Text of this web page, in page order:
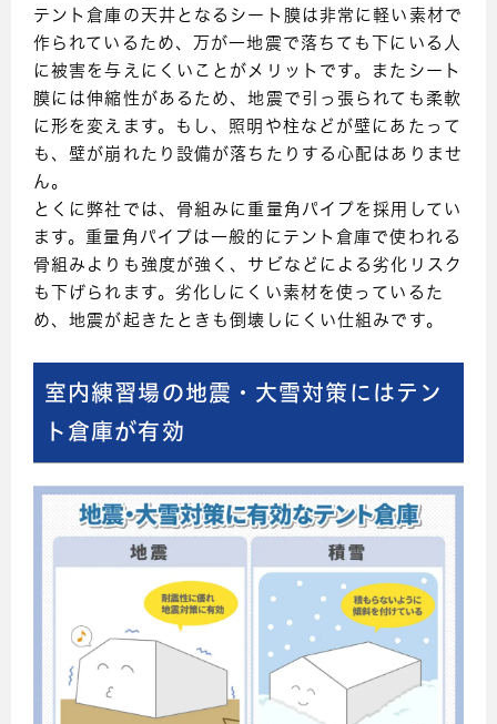
テント倉庫の天井となるシート膜は非常に軽い素材で
作られているため、万が一地震で落ちても下にいる人
に被害を与えにくいことがメリットです。またシート
膜には伸縮性があるため、地震で引っ張られても柔軟
に形を変えます。もし、照明や柱などが壁にあたって
も、壁が崩れたり設備が落ちたりする心配はありませ
ん。
とくに弊社では、骨組みに重量角パイプを採用してい
ます。重量角パイプは一般的にテント倉庫で使われる
骨組みよりも強度が強く、サビなどによる劣化リスク
も下げられます。劣化しにくい素材を使っているた
め、地震が起きたときも倒壊しにくい仕組みです。
室内練習場の地震・大雪対策にはテン
ト倉庫が有効